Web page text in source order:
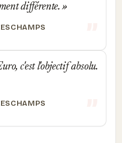
différente.
c'est l'objectif absolu.